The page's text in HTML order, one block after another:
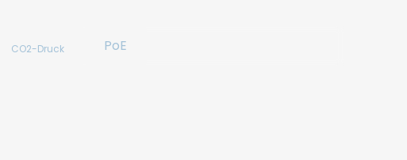
CO2-Druck PoE